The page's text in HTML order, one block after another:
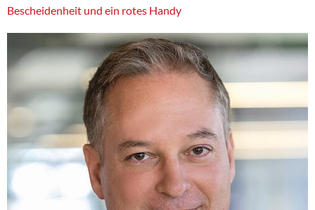
Bescheidenheit und ein rotes Handy